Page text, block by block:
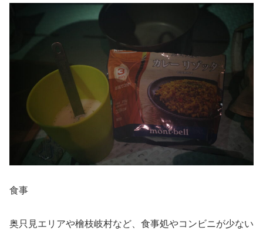
食事
奥只見エリアや檜枝岐村など、食事処やコンビニが少ない